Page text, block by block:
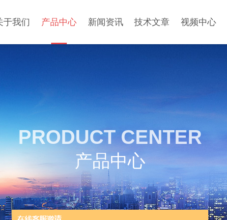
于我们 产品中心 新闻资讯 技术文章 视频中心
PRODUCT CENTER
产品中心